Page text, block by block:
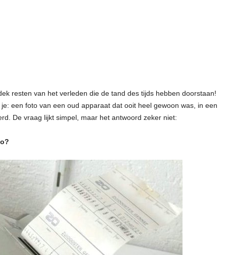
resten van het verleden die de tand des tijds hebben doorstaan!
een foto van een oud apparaat dat ooit heel gewoon was, in een
De vraag lijkt simpel, maar het antwoord zeker niet: